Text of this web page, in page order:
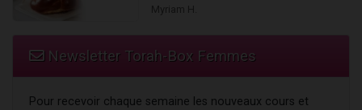
Newsletter Torah-Box Femmes
Pour recevoir chaque semaine les nouveaux cours et